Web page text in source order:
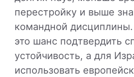
перестройку и выше
командной
это шанс подтвердить
устойчивость, а для
использовать